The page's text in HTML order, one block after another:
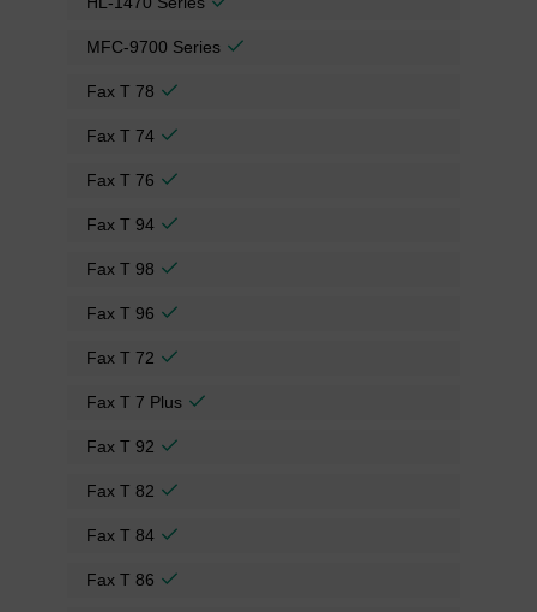
MFC-9700 Series
Fax T 78
Fax T 74
Fax T 76
Fax T 94
Fax T 98
Fax T 96
Fax T 72
Fax T 7 Plus
Fax T 92
Fax T 82
Fax T 84
Fax T 86